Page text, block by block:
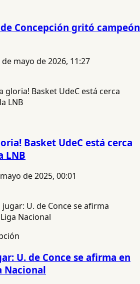
de Concepción gritó campeón
de mayo de 2026, 11:27
Basket UdeC está cerca
LNB
de 2025, 00:01
U. de Conce se afirma en
Nacional